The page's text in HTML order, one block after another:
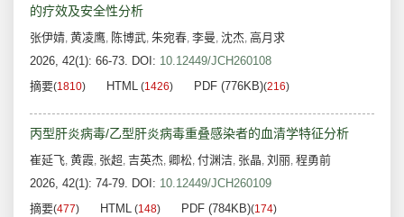
的疗效及安全性分析
张伊婧, 黄凌鹰, 陈博武, 朱宛春, 李曼, 沈杰, 高月求
2026, 42(1): 66-73. DOI: 10.12449/JCH260108
摘要(1810) HTML (1426) PDF (776KB)(216)
丙型肝炎病毒/乙型肝炎病毒重叠感染者的血清学特征分析
崔延飞, 黄霞, 张超, 吉英杰, 卿松, 付渊洁, 张晶, 刘丽, 程勇前
2026, 42(1): 74-79. DOI: 10.12449/JCH260109
摘要(477) HTML (148) PDF (784KB)(174)